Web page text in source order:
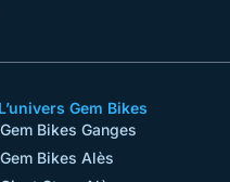
L’univers Gem Bikes
Gem Bikes Ganges
Gem Bikes Alès